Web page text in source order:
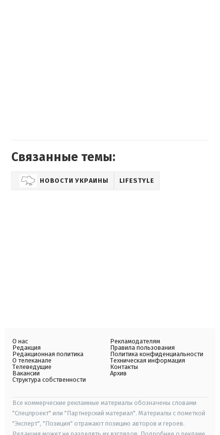
Связанные темы:
НОВОСТИ УКРАИНЫ LIFESTYLE
О нас
Редакция
Редакционная политика
О телеканале
Телеведущие
Вакансии
Структура собственности
Рекламодателям
Правила пользования
Политика конфиденциальности
Техническая информация
Контакты
Архив
Все коммерческие рекламные материалы обозначены словами
"Спецпроект" или "Партнерский материал". Материалы с пометкой
"Эксперт", "Позиция" отражают позицию авторов и героев.